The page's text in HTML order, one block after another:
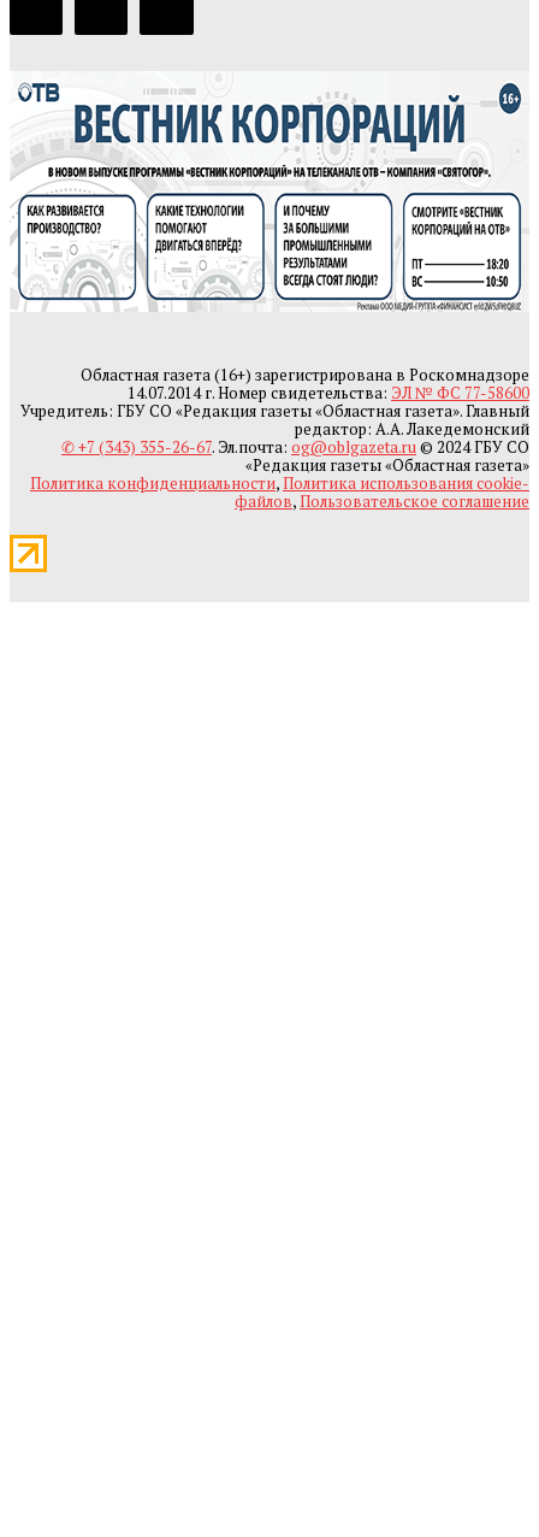
Областная газета (16+) зарегистрирована в Роскомнадзоре
14.07.2014 г. Номер свидетельства: ЭЛ № ФС 77-58600
Учредитель: ГБУ СО «Редакция газеты «Областная газета». Главный
редактор: А.А. Лакедемонский
✆ +7 (343) 355-26-67. Эл.почта: og@oblgazeta.ru© 2024 ГБУ СО
«Редакция газеты «Областная газета»
Политика конфиденциальности,Политика использования cookie-
файлов,Пользовательское соглашение